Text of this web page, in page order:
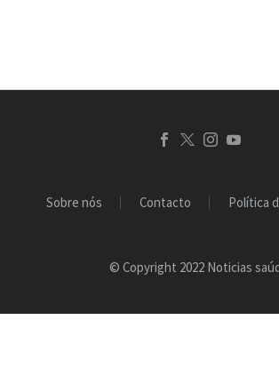
Sobre nós Contacto Política
© Copyright 2022 Noticias